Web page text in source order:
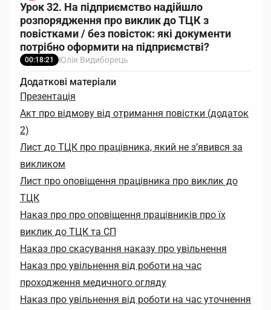
Урок 32. На підприємство надійшло
розпорядження про виклик до ТЦК з
повістками / без повісток: які документи
потрібно оформити на підприємстві?
00:18:21 Юлія Видиборець
Додаткові матеріали
Презентація
Акт про відмову від отримання повістки (додаток
2)
Лист до ТЦК про працівника, який не з’явився за
викликом
Лист про оповіщення працівника про виклик до
ТЦК
Наказ про про оповіщення працівників про їх
виклик до ТЦК та СП
Наказ про скасування наказу про увільнення
Наказ про увільнення від роботи на час
проходження медичного огляду
Наказ про увільнення від роботи на час уточнення